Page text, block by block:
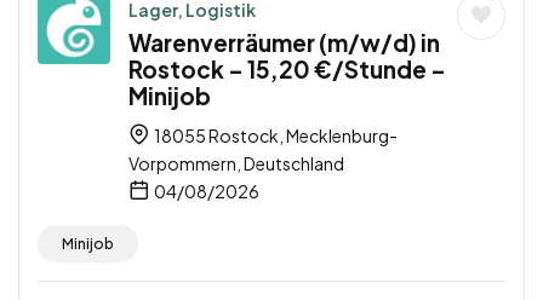
Lager, Logistik
Warenverräumer (m/w/d) in
Rostock – 15,20 €/Stunde –
Minijob
18055 Rostock, Mecklenburg-
Vorpommern, Deutschland
04/08/2026
Minijob